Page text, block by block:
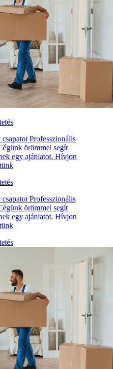
Professzionális
örömmel segít
egy ajánlatot. Hívjon
Professzionális
örömmel segít
egy ajánlatot. Hívjon